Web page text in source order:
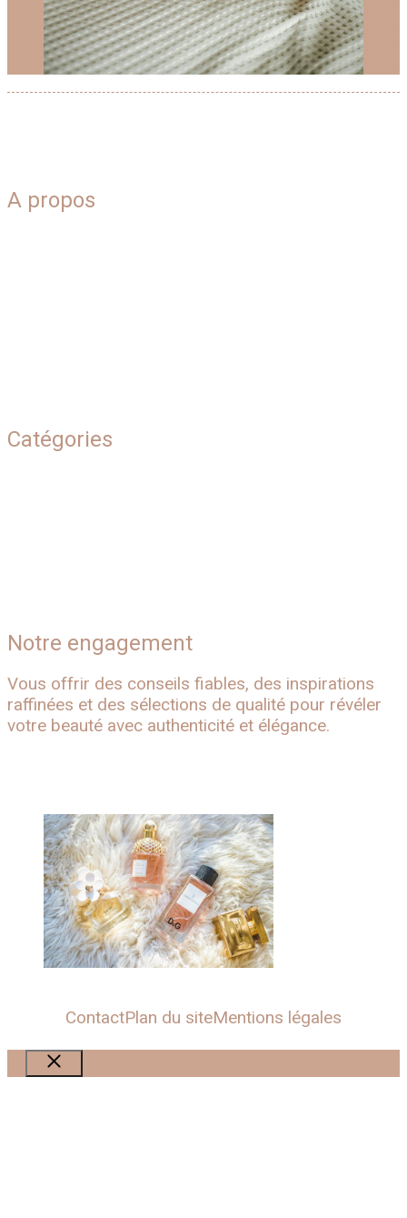
A propos
Catégories
Notre engagement
Vous offrir des conseils fiables, des inspirations
raffinées et des sélections de qualité pour révéler
votre beauté avec authenticité et élégance.
ContactPlan du siteMentions légales
Fermer